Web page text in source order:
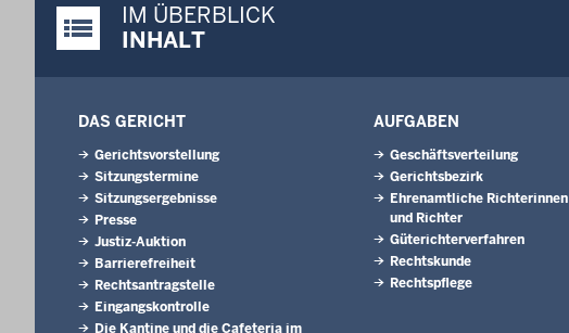
Justiz-Portal im Überblick:
IM ÜBERBLICK
INHALT
DAS GERICHT
Gerichtsvorstellung
Sitzungstermine
Sitzungsergebnisse
Presse
Justiz-Auktion
Barrierefreiheit
Rechtsantragstelle
Eingangskontrolle
Die Kantine und die Cafeteria im
AUFGABEN
Geschäftsverteilung
Gerichtsbezirk
Ehrenamtliche Richterinnen
und Richter
Güterichterverfahren
Rechtskunde
Rechtspflege